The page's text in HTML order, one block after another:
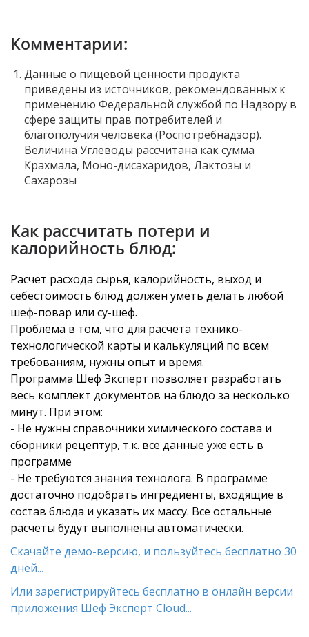
Комментарии:
Данные о пищевой ценности продукта
приведены из источников, рекомендованных к
применению Федеральной службой по Надзору в
сфере защиты прав потребителей и
благополучия человека (Роспотребнадзор).
Величина Углеводы рассчитана как сумма
Крахмала, Моно-дисахаридов, Лактозы и
Сахарозы
Как рассчитать потери и
калорийность блюд:
Расчет расхода сырья, калорийность, выход и
себестоимость блюд должен уметь делать любой
шеф-повар или су-шеф.
Проблема в том, что для расчета технико-
технологической карты и калькуляций по всем
требованиям, нужны опыт и время.
Программа Шеф Эксперт позволяет разработать
весь комплект документов на блюдо за несколько
минут. При этом:
- Не нужны справочники химического состава и
сборники рецептур, т.к. все данные уже есть в
программе
- Не требуются знания технолога. В программе
достаточно подобрать ингредиенты, входящие в
состав блюда и указать их массу. Все остальные
расчеты будут выполнены автоматически.
Скачайте демо-версию, и пользуйтесь бесплатно 30
дней...
Или зарегистрируйтесь бесплатно в онлайн версии
приложения Шеф Эксперт Cloud...